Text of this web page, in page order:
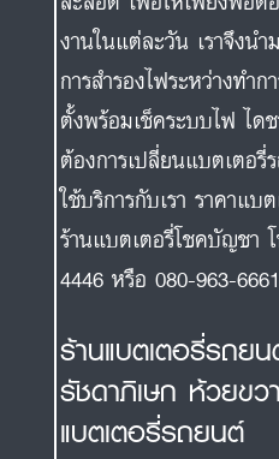
งานในแต่ละวัน เราจึงน
การสำรองไฟระหว่างทำ
ตั้งพร้อมเช็คระบบไฟ ได
ต้องการเปลี่ยนแบตเตอ
ใช้บริการกับเรา ราคาแ
ร้านแบตเตอรี่โชคบัญชา
4446 หรือ 080-963-6661
ร้านแบตเตอรี่รถย
รัชดาภิเษก ห้วยข
แบตเตอรี่รถยนต์